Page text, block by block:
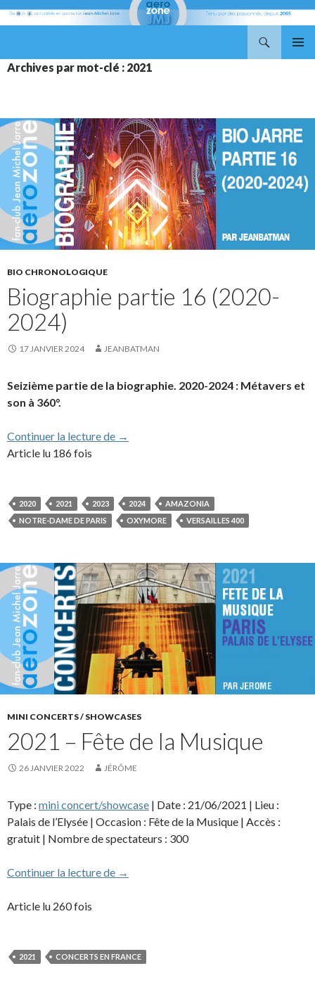
AU
Archives par mot-clé : 2021
BIO CHRONOLOGIQUE
Biographie partie 16 (2020-
2024)
17 JANVIER 2024 JEANBATMAN
Seizième partie de la biographie. 2020-2024 : Métavers et
son à 360°.
Continuer la lecture de Biographie partie 16 (2020-2024)
→
Article lu 186 fois
2020 2021 2023 2024
AMAZONIA
NOTRE-DAME DE PARIS
OXYMORE VERSAILLES 400
MINI CONCERTS / SHOWCASES
2021 – Fête de la Musique
26 JANVIER 2022 JÉRÔME
Type : mini concert/showcase | Date : 21/06/2021 | Lieu :
Palais de l’Elysée | Occasion : Fête de la Musique | Accès :
gratuit | Nombre de spectateurs : 300
Continuer la lecture de 2021 – Fête de la Musique
→
Article lu 260 fois
2021 CONCERTS EN FRANCE